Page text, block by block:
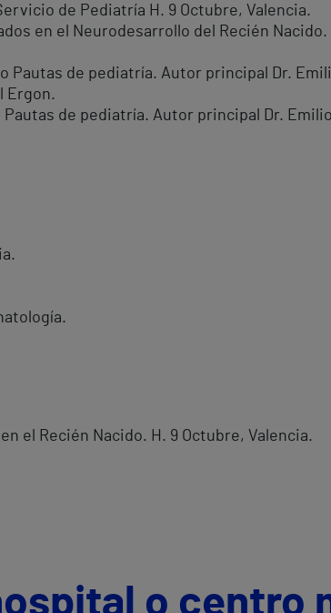
de Pediatría H. 9 Octubre, Valencia.
en el Neurodesarrollo del Recién
Pautas de pediatría. Autor principal Dr.
Ergon.
de pediatría. Autor principal Dr.
el Recién Nacido. H. 9 Octubre, Valencia.
o centro